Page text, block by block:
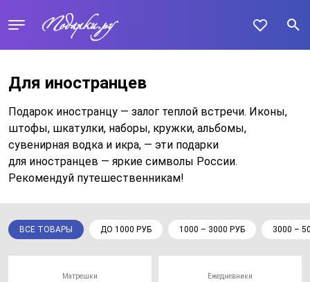
Для иностранцев
Подарок иностранцу — залог теплой встречи. Иконы,
штофы, шкатулки, наборы, кружки, альбомы,
сувенирная водка и икра, — эти подарки
для иностранцев — яркие символы России.
Рекомендуй путешественникам!
ВСЕ ТОВАРЫ ДО 1000 РУБ 1000 – 3000 РУБ 3000 –
Матрешки Ежедневники